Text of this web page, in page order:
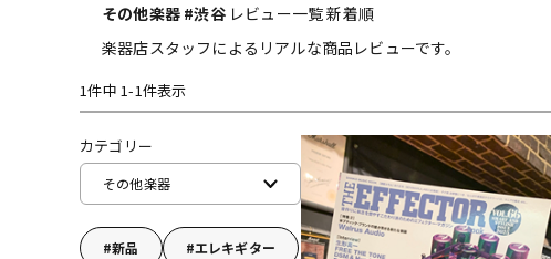
キーボード
DTM
中古 ヴィンテージ
その他楽器 #渋谷レビュー一覧 新着順
楽器店スタッフによるリアルな商品レビューです。
1件中 1-1件表示
カテゴリー
その他楽器
新品 エレキギター